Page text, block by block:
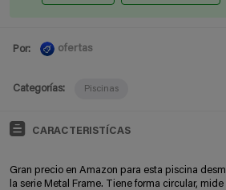
Por: ofertas
Categorías: Piscinas
CARACTERISTÍCAS
Gran precio en Amazon para esta piscina
la serie Metal Frame. Tiene forma circular,